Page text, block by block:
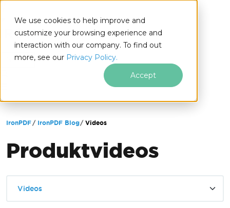
We use cookies to help improve and
customize your browsing experience and
interaction with our company. To find out
more, see our Privacy Policy.
Accept
.NET
Zum Fußzeileninhalt springen
IronPDF IronPDF Blog Videos
Produktvideos
Videos